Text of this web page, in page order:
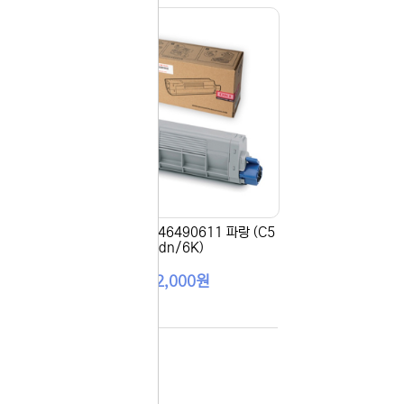
[OKI] 정품토너 46490611 파랑 (C5
32dn/6K)
162,000원
않기